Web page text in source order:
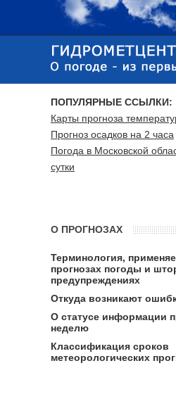
ПОПУЛЯРНЫЕ ССЫЛКИ:
Карты прогноза
Прогноз осадков на 2 часа
Погода в Московской
сутки
О ПРОГНОЗАХ
Терминология,
прогнозах погоды и
предупреждениях
Откуда возникают
О статусе информации
неделю
Классификация сроков
метеорологических